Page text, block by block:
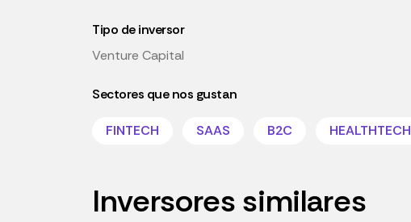
Tipo de inversor
Venture Capital
Sectores que nos gustan
FINTECH SAAS B2C HEALTHTECH
Inversores similares